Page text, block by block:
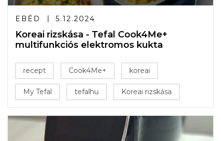
EBÉD 5.12.2024
Koreai rizskása - Tefal Cook4Me+
multifunkciós elektromos kukta
recept Cook4Me+ koreai
My Tefal tefalhu Koreai rizskása